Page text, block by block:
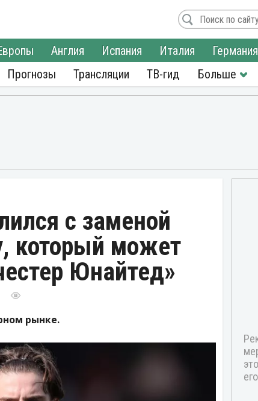
Англия Испания Италия Германия
Прогнозы Трансляции ТВ-гид
с заменой
который может
Юнайтед»
рынке.